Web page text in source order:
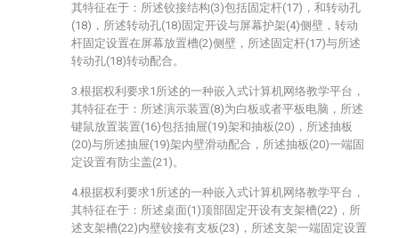
其特征在于：所述铰接结构(3)包括固定杆(17)，和转动孔
(18)，所述转动孔(18)固定开设与屏幕护架(4)侧壁，转动
杆固定设置在屏幕放置槽(2)侧壁，所述固定杆(17)与所述
转动孔(18)转动配合。
3.根据权利要求1所述的一种嵌入式计算机网络教学平台，
其特征在于：所述演示装置(8)为白板或者平板电脑，所述
键鼠放置装置(16)包括抽屉(19)架和抽板(20)，所述抽板
(20)与所述抽屉(19)架内壁滑动配合，所述抽板(20)一端固
定设置有防尘盖(21)。
4.根据权利要求1所述的一种嵌入式计算机网络教学平台，
其特征在于：所述桌面(1)顶部固定开设有支架槽(22)，所
述支架槽(22)内壁铰接有支板(23)，所述支架一端固定设置